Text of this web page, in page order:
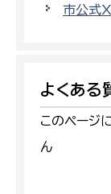
市公式
よくある
このページ
ん